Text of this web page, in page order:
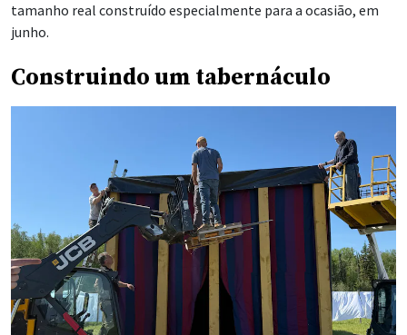
tamanho real construído especialmente para a ocasião, em
junho.
Construindo um tabernáculo